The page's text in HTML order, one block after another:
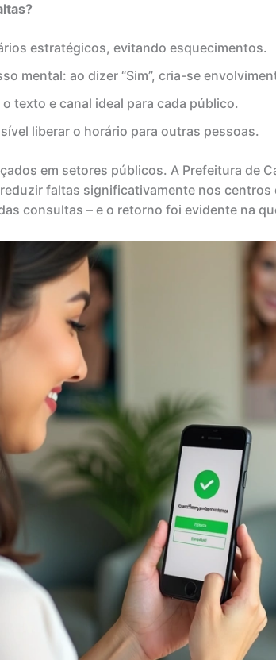
estratégicos, evitando esquecimentos.
mental: ao dizer “Sim”, cria-se
texto e canal ideal para cada público.
liberar o horário para outras pessoas.
em setores públicos. A Prefeitura de
faltas significativamente nos centros
consultas – e o retorno foi evidente na